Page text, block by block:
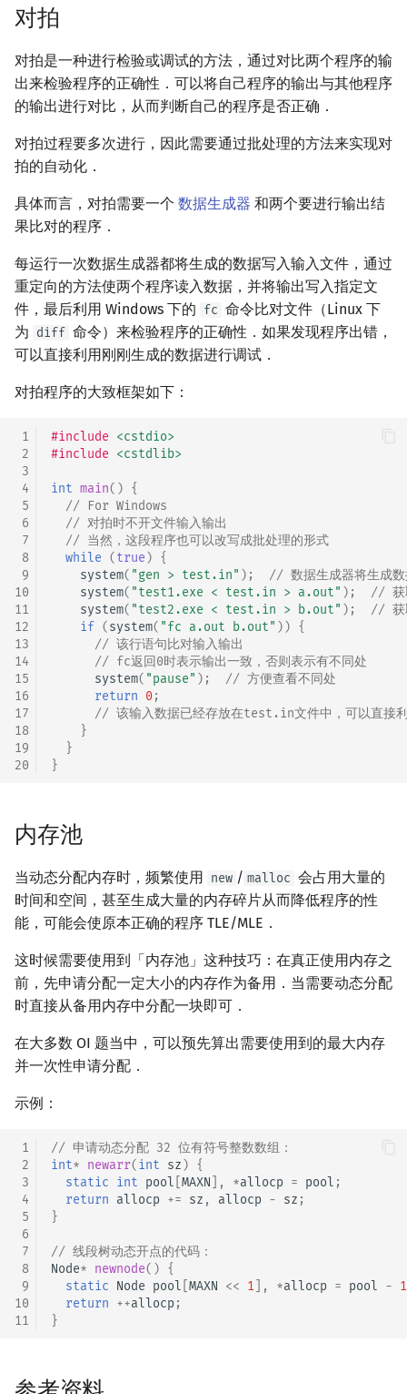
对拍
对拍是一种进行检验或调试的方法，通过对比两个程序的输
出来检验程序的正确性．可以将自己程序的输出与其他程序
的输出进行对比，从而判断自己的程序是否正确．
对拍过程要多次进行，因此需要通过批处理的方法来实现对
拍的自动化．
具体而言，对拍需要一个 数据生成器 和两个要进行输出结
果比对的程序．
每运行一次数据生成器都将生成的数据写入输入文件，通过
重定向的方法使两个程序读入数据，并将输出写入指定文
件，最后利用 Windows 下的 fc 命令比对文件（Linux 下
为 diff 命令）来检验程序的正确性．如果发现程序出错，
可以直接利用刚刚生成的数据进行调试．
对拍程序的大致框架如下：
1
2
3
4
5
6
7
8
9
10
11
12
13
14
15
16
17
18
19
20
#include <cstdio>
#include <cstdlib>
int main() {
// For Windows
// 对拍时不开文件输入输出
// 当然，这段程序也可以改写成批处理的形式
while (true) {
system( "gen > test.in" );
// 数据生成器将生成数
system( "test1.exe < test.in > a.out" );
// 获
system( "test2.exe < test.in > b.out" );
// 获
if (system( "fc a.out b.out" )) {
// 该行语句比对输入输出
// fc返回0时表示输出一致，否则表示有不同处
system( "pause" );
// 方便查看不同处
return 0;
// 该输入数据已经存放在test.in文件中，可以直接
}
}
}
内存池
当动态分配内存时，频繁使用 new / malloc 会占用大量的
时间和空间，甚至生成大量的内存碎片从而降低程序的性
能，可能会使原本正确的程序 TLE/MLE．
这时候需要使用到「内存池」这种技巧：在真正使用内存之
前，先申请分配一定大小的内存作为备用．当需要动态分配
时直接从备用内存中分配一块即可．
在大多数 OI 题当中，可以预先算出需要使用到的最大内存
并一次性申请分配．
示例：
1
2
3
4
5
6
7
8
9
10
11
// 申请动态分配 32 位有符号整数数组：
int* newarr(int sz) {
static int pool MAXN ], *allocp = pool ;
return allocp += sz , allocp - sz ;
}
// 线段树动态开点的代码：
Node* newnode() {
static Node pool MAXN << 1 ], *allocp = pool - 1
return ++allocp ;
}